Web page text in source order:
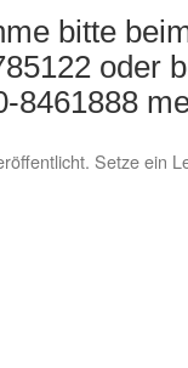
bitte
oder
8461888
Setze ein